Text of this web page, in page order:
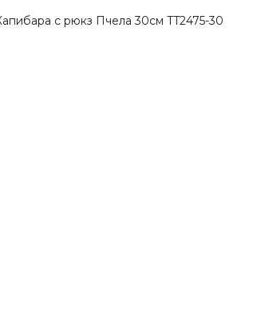
с рюкз Пчела 30см TT2475-30